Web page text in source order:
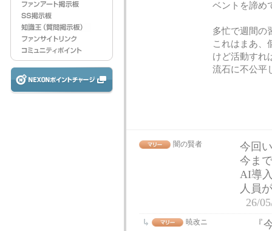
ベントを諦め
多忙で週間の
これはまあ、
けど活動すれ
流石に不公平
闇の賢者
今回
今ま
AI導
人員
26/
暁改ニ 『